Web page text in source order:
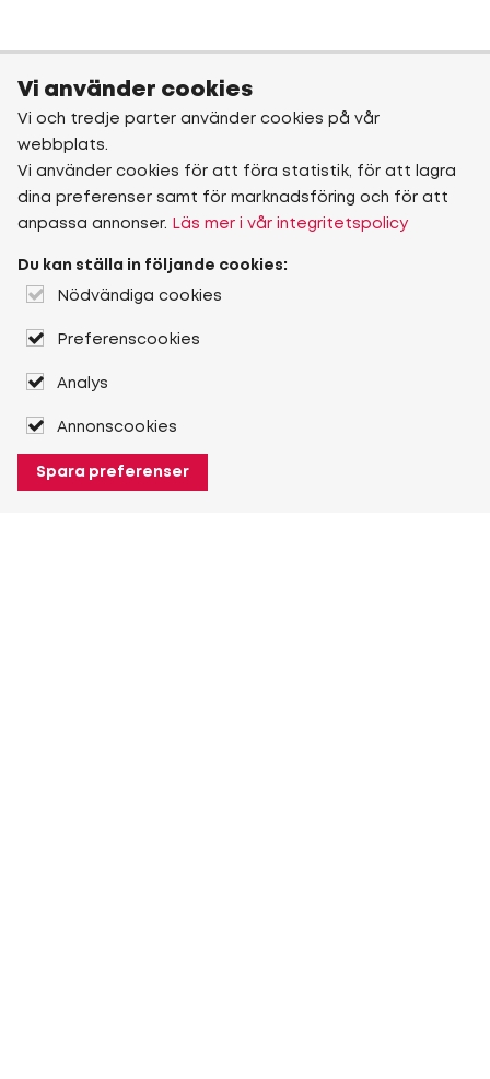
Vi använder cookies
Vi och tredje parter använder cookies på vår
webbplats.
Vi använder cookies för att föra statistik, för att lagra
dina preferenser samt för marknadsföring och för att
anpassa annonser.
Läs mer i vår integritetspolicy
Du kan ställa in följande cookies:
Nödvändiga cookies
Preferenscookies
Analys
Annonscookies
Spara preferenser